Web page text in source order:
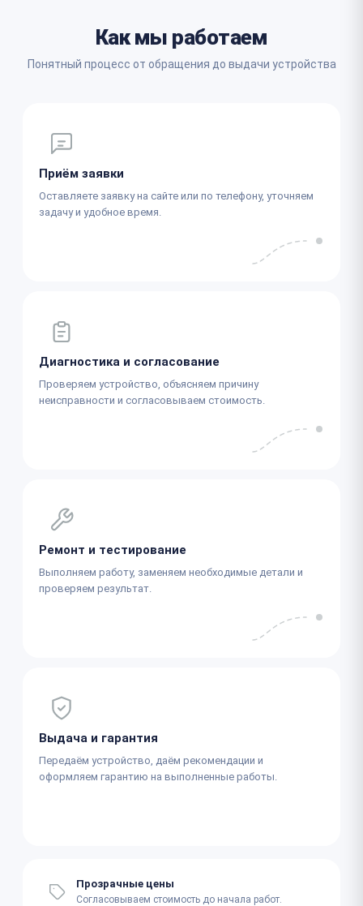
Как мы работаем
Понятный процесс от обращения до выдачи устройства
Приём заявки
Оставляете заявку на сайте или по телефону, уточняем
задачу и удобное время.
Диагностика и согласование
Проверяем устройство, объясняем причину
неисправности и согласовываем стоимость.
Ремонт и тестирование
Выполняем работу, заменяем необходимые детали и
проверяем результат.
Выдача и гарантия
Передаём устройство, даём рекомендации и
оформляем гарантию на выполненные работы.
Прозрачные цены
Согласовываем стоимость до начала работ.